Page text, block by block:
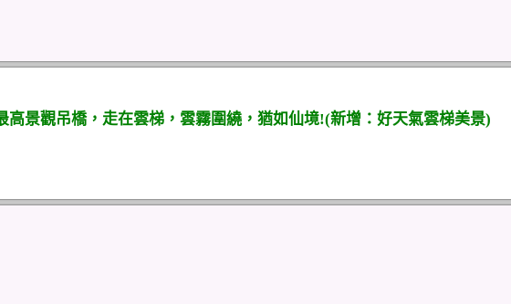
高景觀吊橋，走在雲梯，雲霧圍繞，猶如仙境!(新增：好天氣雲梯美景)